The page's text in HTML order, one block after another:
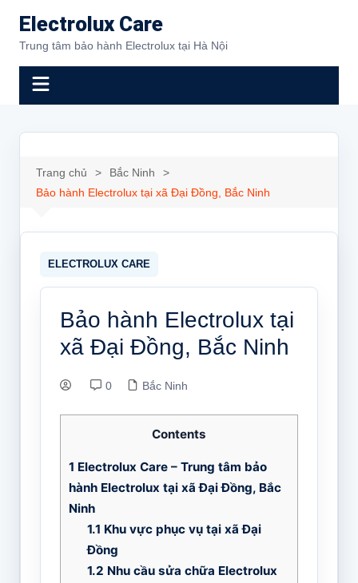
đến
phần
Electrolux Care
Trung tâm bảo hành Electrolux tại Hà Nội
Trang chủ
Bắc Ninh
Bảo hành Electrolux tại xã Đại Đồng, Bắc Ninh
Bảo hành Electrolux tại
xã Đại Đồng, Bắc Ninh
0 Bắc Ninh
Contents
1 Electrolux Care – Trung tâm bảo
hành Electrolux tại xã Đại Đồng, Bắc
Ninh
1.1 Khu vực phục vụ tại xã Đại
Đồng
1.2 Nhu cầu sửa chữa Electrolux